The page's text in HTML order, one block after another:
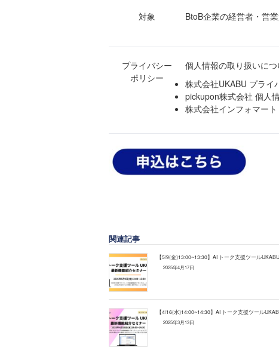
対象 BtoB企業の経営者・営
プライバシー
ポリシー
個人情報の取り扱いに
株式会社UKABU プライ
pickupon株式会社 個人
株式会社インフォマート
関連記事
【5/9(金)13:00~13:30】AI トーク支援ツール
2025年4月17日
【4/16(水)14:00~14:30】AI トーク支援ツール
2025年3月13日